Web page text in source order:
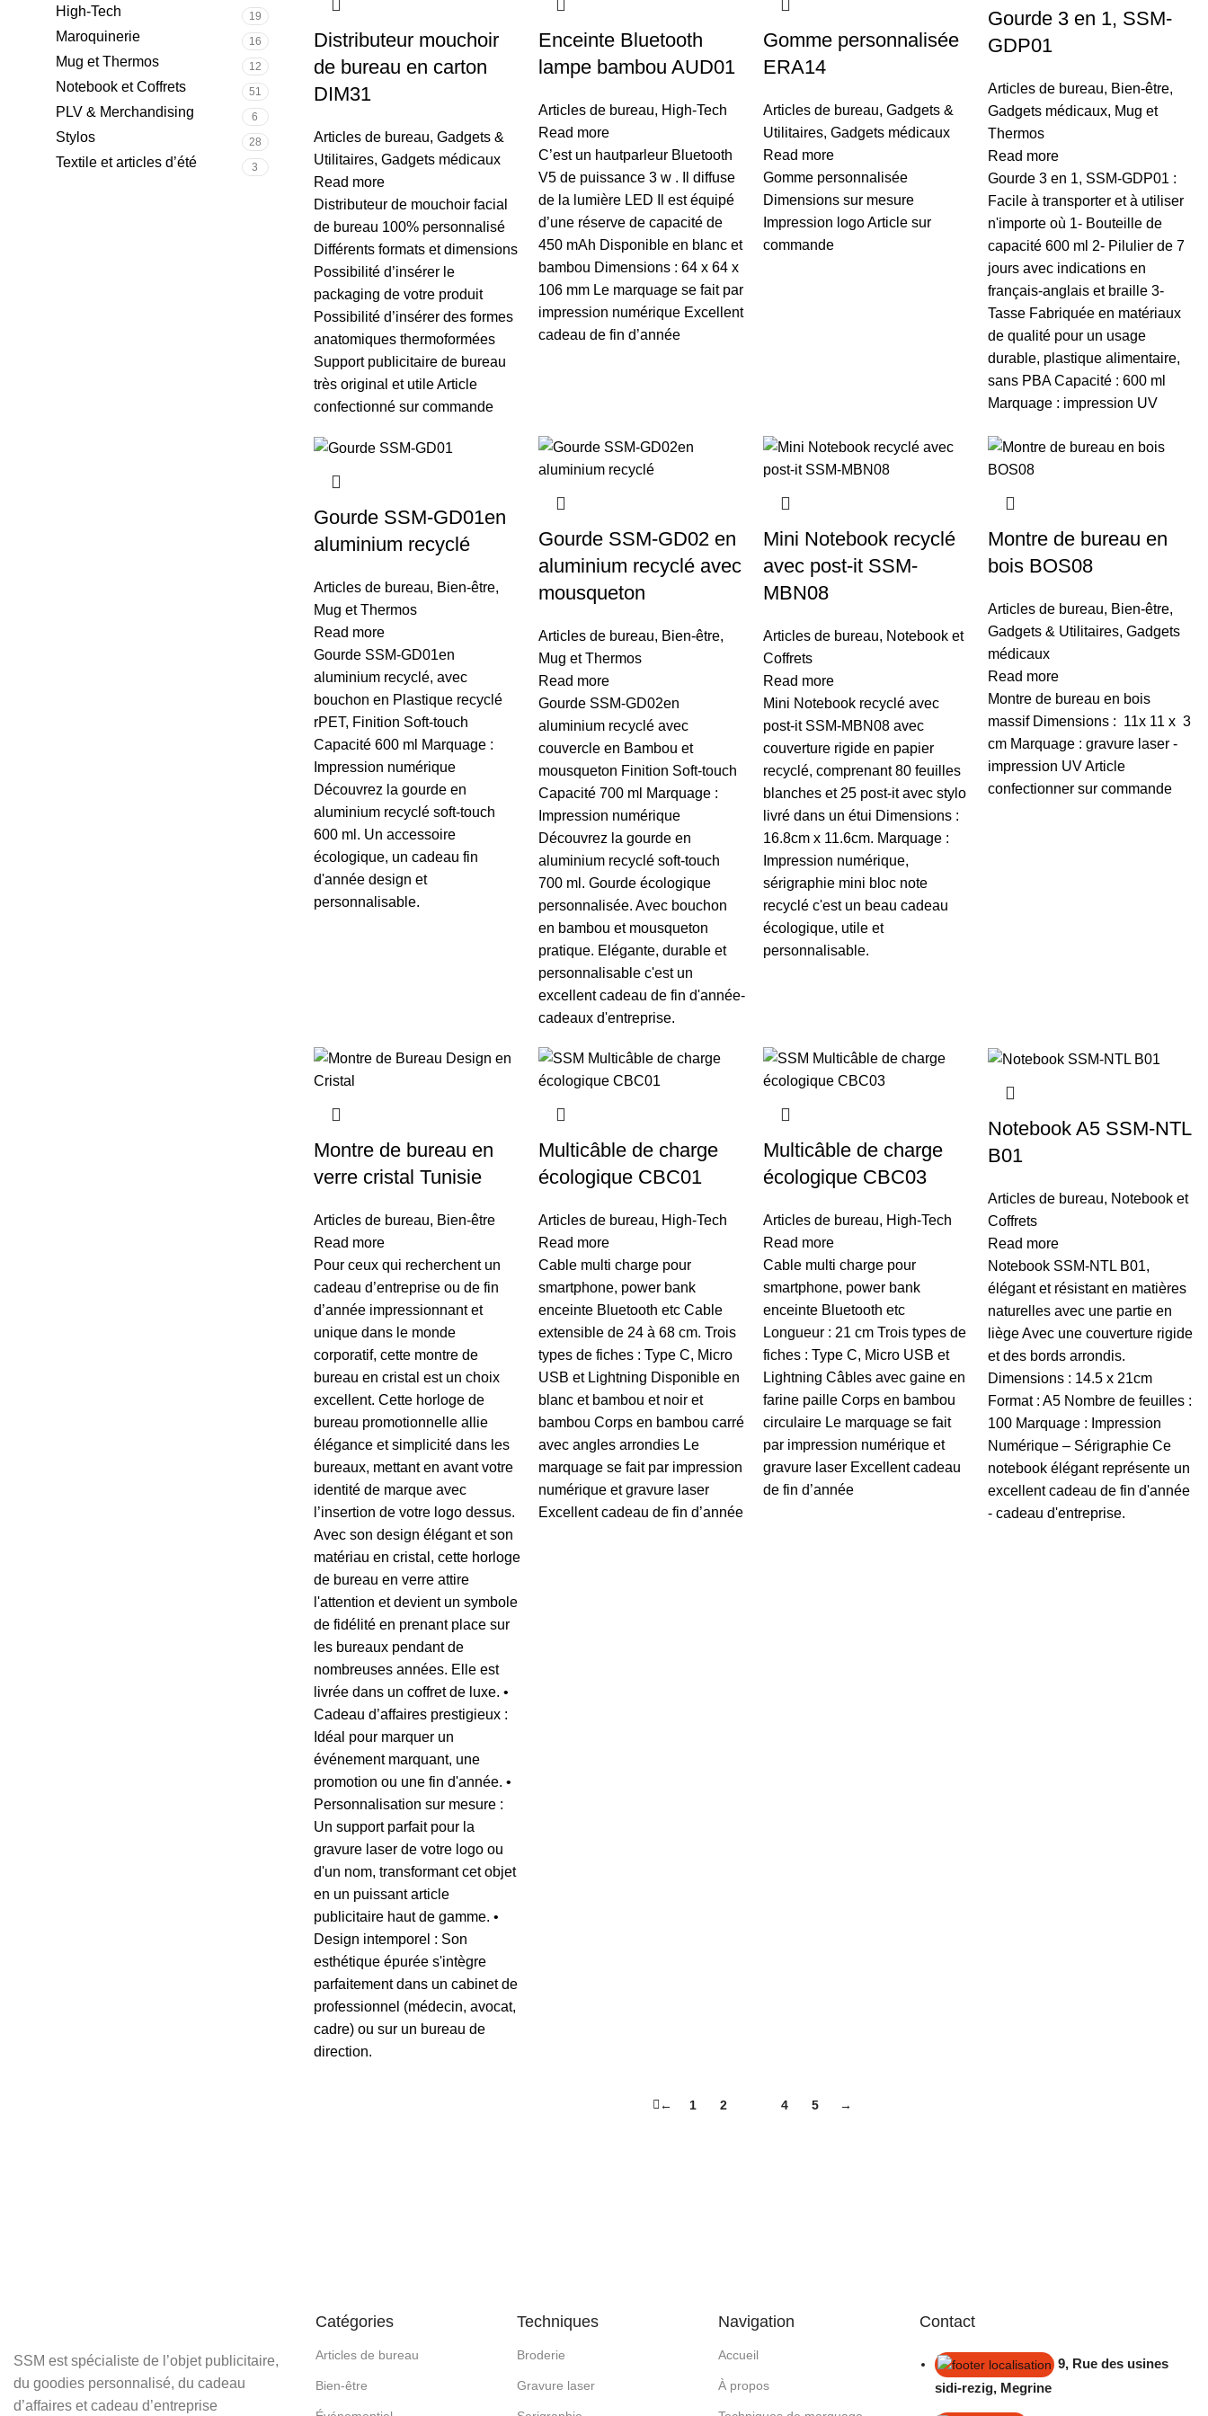
High-Tech 19
Maroquinerie 16
Mug et Thermos 12
Notebook et Coffrets 51
PLV & Merchandising 6
Stylos 28
Textile et articles d’été 3
Distributeur mouchoir
de bureau en carton
DIM31
Articles de bureau, Gadgets &
Utilitaires, Gadgets médicaux
Read more
Distributeur de mouchoir facial
de bureau 100% personnalisé
Différents formats et dimensions
Possibilité d’insérer le
packaging de votre produit
Possibilité d’insérer des formes
anatomiques thermoformées
Support publicitaire de bureau
très original et utile Article
confectionné sur commande
Enceinte Bluetooth
lampe bambou AUD01
Articles de bureau, High-Tech
Read more
C’est un hautparleur Bluetooth
V5 de puissance 3 w . Il diffuse
de la lumière LED Il est équipé
d’une réserve de capacité de
450 mAh Disponible en blanc et
bambou Dimensions : 64 x 64 x
106 mm Le marquage se fait par
impression numérique Excellent
cadeau de fin d’année
Gomme personnalisée
ERA14
Articles de bureau, Gadgets &
Utilitaires, Gadgets médicaux
Read more
Gomme personnalisée
Dimensions sur mesure
Impression logo Article sur
commande
Gourde 3 en 1, SSM-
GDP01
Articles de bureau, Bien-être,
Gadgets médicaux, Mug et
Thermos
Read more
Gourde 3 en 1, SSM-GDP01 :
Facile à transporter et à utiliser
n'importe où 1- Bouteille de
capacité 600 ml 2- Pilulier de 7
jours avec indications en
français-anglais et braille 3-
Tasse Fabriquée en matériaux
de qualité pour un usage
durable, plastique alimentaire,
sans PBA Capacité : 600 ml
Marquage : impression UV
Gourde SSM-GD01en
aluminium recyclé
Articles de bureau, Bien-être,
Mug et Thermos
Read more
Gourde SSM-GD01en
aluminium recyclé, avec
bouchon en Plastique recyclé
rPET, Finition Soft-touch
Capacité 600 ml Marquage :
Impression numérique
Découvrez la gourde en
aluminium recyclé soft-touch
600 ml. Un accessoire
écologique, un cadeau fin
d'année design et
personnalisable.
Gourde SSM-GD02 en
aluminium recyclé avec
mousqueton
Articles de bureau, Bien-être,
Mug et Thermos
Read more
Gourde SSM-GD02en
aluminium recyclé avec
couvercle en Bambou et
mousqueton Finition Soft-touch
Capacité 700 ml Marquage :
Impression numérique
Découvrez la gourde en
aluminium recyclé soft-touch
700 ml. Gourde écologique
personnalisée. Avec bouchon
en bambou et mousqueton
pratique. Elégante, durable et
personnalisable c'est un
excellent cadeau de fin d'année-
cadeaux d'entreprise.
Mini Notebook recyclé
avec post-it SSM-
MBN08
Articles de bureau, Notebook et
Coffrets
Read more
Mini Notebook recyclé avec
post-it SSM-MBN08 avec
couverture rigide en papier
recyclé, comprenant 80 feuilles
blanches et 25 post-it avec stylo
livré dans un étui Dimensions :
16.8cm x 11.6cm. Marquage :
Impression numérique,
sérigraphie mini bloc note
recyclé c'est un beau cadeau
écologique, utile et
personnalisable.
Montre de bureau en
bois BOS08
Articles de bureau, Bien-être,
Gadgets & Utilitaires, Gadgets
médicaux
Read more
Montre de bureau en bois
massif Dimensions : 11x 11 x 3
cm Marquage : gravure laser -
impression UV Article
confectionner sur commande
Montre de bureau en
verre cristal Tunisie
Articles de bureau, Bien-être
Read more
Pour ceux qui recherchent un
cadeau d’entreprise ou de fin
d’année impressionnant et
unique dans le monde
corporatif, cette montre de
bureau en cristal est un choix
excellent. Cette horloge de
bureau promotionnelle allie
élégance et simplicité dans les
bureaux, mettant en avant votre
identité de marque avec
l’insertion de votre logo dessus.
Avec son design élégant et son
matériau en cristal, cette horloge
de bureau en verre attire
l'attention et devient un symbole
de fidélité en prenant place sur
les bureaux pendant de
nombreuses années. Elle est
livrée dans un coffret de luxe. •
Cadeau d’affaires prestigieux :
Idéal pour marquer un
événement marquant, une
promotion ou une fin d'année. •
Personnalisation sur mesure :
Un support parfait pour la
gravure laser de votre logo ou
d'un nom, transformant cet objet
en un puissant article
publicitaire haut de gamme. •
Design intemporel : Son
esthétique épurée s'intègre
parfaitement dans un cabinet de
professionnel (médecin, avocat,
cadre) ou sur un bureau de
direction.
Multicâble de charge
écologique CBC01
Articles de bureau, High-Tech
Read more
Cable multi charge pour
smartphone, power bank
enceinte Bluetooth etc Cable
extensible de 24 à 68 cm. Trois
types de fiches : Type C, Micro
USB et Lightning Disponible en
blanc et bambou et noir et
bambou Corps en bambou carré
avec angles arrondies Le
marquage se fait par impression
numérique et gravure laser
Excellent cadeau de fin d’année
Multicâble de charge
écologique CBC03
Articles de bureau, High-Tech
Read more
Cable multi charge pour
smartphone, power bank
enceinte Bluetooth etc
Longueur : 21 cm Trois types de
fiches : Type C, Micro USB et
Lightning Câbles avec gaine en
farine paille Corps en bambou
circulaire Le marquage se fait
par impression numérique et
gravure laser Excellent cadeau
de fin d’année
Notebook A5 SSM-NTL
B01
Articles de bureau, Notebook et
Coffrets
Read more
Notebook SSM-NTL B01,
élégant et résistant en matières
naturelles avec une partie en
liège Avec une couverture rigide
et des bords arrondis.
Dimensions : 14.5 x 21cm
Format : A5 Nombre de feuilles :
100 Marquage : Impression
Numérique – Sérigraphie Ce
notebook élégant représente un
excellent cadeau de fin d'année
- cadeau d'entreprise.
← 1 2 4 5 →
SSM est spécialiste de l’objet publicitaire,
du goodies personnalisé, du cadeau
d’affaires et cadeau d’entreprise
Catégories
Articles de bureau
Bien-être
Techniques
Broderie
Gravure laser
Navigation
Accueil
À propos
Contact
9, Rue des usines
sidi-rezig, Megrine